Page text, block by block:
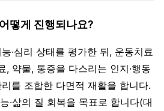
떻게 진행되나요?
·심리 상태를 평가한 뒤, 운동치료
, 약물, 통증을 다스리는 인지·행동
를 조합한 다면적 재활을 합니다.
·삶의 질 회복을 목표로 합니다(대